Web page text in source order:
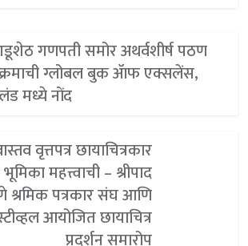
गणपती समोर अथर्वशीर्ष पठण
ग्लोबल बुक ॲाफ एक्सलेंस,
मध्ये नोंद
वृत्तपत्र छायाचित्रकार
महत्त्वाची – श्रीपाद
पत्रकार संघ आणि
आयोजित छायाचित्र
प्रदर्शन समारोप